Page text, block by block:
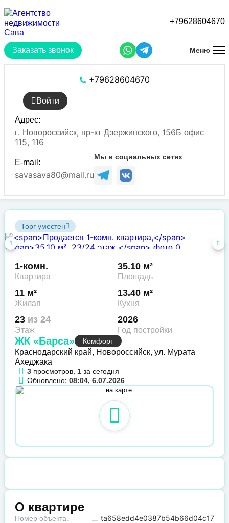
основному
содержанию
Заказать звонок
+79628604670
Меню
+79628604670
Войти
Адрес:
г. Новороссийск, пр-кт Дзержинского, 156Б офис
115, 116
E-mail:
savasava80@mail.ru
Мы в социальных сетях
Торг уместен
1-комн.
Квартира
35.10 м²
Площадь
11 м²
Жилая
13.40 м²
Кухня
23 из 24
Этаж
2026
Год постройки
ЖК «Барса»
Комфорт
Краснодарский край, Новороссийск, ул. Мурата
Ахеджака
3 просмотров, 1 за сегодня
Обновлено: 08:04, 6.07.2026
О квартире
Номер объекта ta658edd4e0387b54b66d04c17